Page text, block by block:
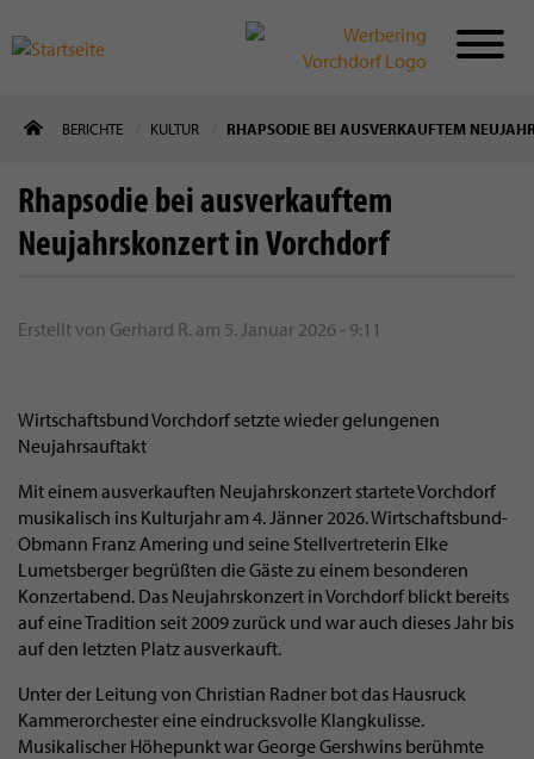
zum
BERICHTE KULTUR RHAPSODIE BEI AUSVERKAUFTEM
Rhapsodie bei ausverkauftem
Neujahrskonzert in Vorchdorf
Erstellt von Gerhard R. am 5. Januar 2026 - 9:11
Wirtschaftsbund Vorchdorf setzte wieder gelungenen
Neujahrsauftakt
Mit einem ausverkauften Neujahrskonzert startete Vorchdorf
musikalisch ins Kulturjahr am 4. Jänner 2026. Wirtschaftsbund-
Obmann Franz Amering und seine Stellvertreterin Elke
Lumetsberger begrüßten die Gäste zu einem besonderen
Konzertabend. Das Neujahrskonzert in Vorchdorf blickt bereits
auf eine Tradition seit 2009 zurück und war auch dieses Jahr bis
auf den letzten Platz ausverkauft.
Unter der Leitung von Christian Radner bot das Hausruck
Kammerorchester eine eindrucksvolle Klangkulisse.
Musikalischer Höhepunkt war George Gershwins berühmte